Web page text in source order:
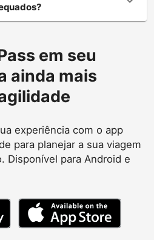
em seu
ainda mais
experiência com o app
para planejar a sua viagem
Disponível para Android e